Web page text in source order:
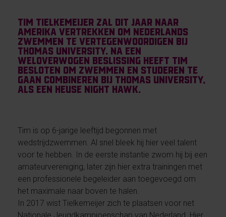
Tim Tielkemeijer zal dit jaar naar
Amerika vertrekken om Nederlands
zwemmen te vertegenwoordigen bij
Thomas University. Na een
weloverwogen beslissing heeft Tim
besloten om zwemmen en studeren te
gaan combineren bij Thomas University,
als een heuse Night Hawk.
Tim is op 6-jarige leeftijd begonnen met
wedstrijdzwemmen. Al snel bleek hij hier veel talent
voor te hebben. In de eerste instantie zwom hij bij een
amateurvereniging, later zijn hier extra trainingen met
een professionele begeleider aan toegevoegd om
het maximale naar boven te halen.
In 2017 wist Tielkemeijer zich te plaatsen voor net
Nationale Jeugdkampioenschap van Nederland. Hier